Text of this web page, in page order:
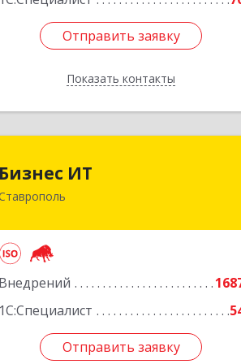
Отправить заявку
Показать контакты
Отправить заявку
Назад
Бизнес ИТ
Внедрений
1С:Специалист
Отправить заявку
355035, Ставропольский край,
Отправить заявку